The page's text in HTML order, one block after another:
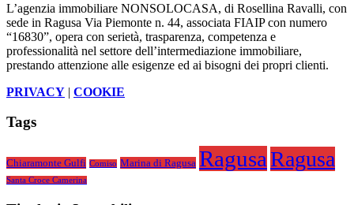
L’agenzia immobiliare NONSOLOCASA, di Rosellina Ravalli, con
sede in Ragusa Via Piemonte n. 44, associata FIAIP con numero
“16830”, opera con serietà, trasparenza, competenza e
professionalità nel settore dell’intermediazione immobiliare,
prestando attenzione alle esigenze ed ai bisogni dei propri clienti.
PRIVACY | COOKIE
Tags
Chiaramonte Gulfi Comiso Marina di Ragusa RagusaRagusa
Santa Croce Camerina